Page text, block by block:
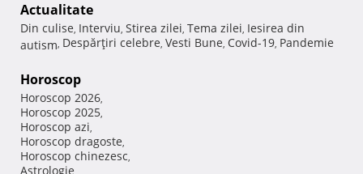
Actualitate
Din culise, Interviu, Stirea zilei, Tema zilei, Iesirea din
autism, Despărţiri celebre, Vesti Bune, Covid-19, Pandemie
Horoscop
Horoscop 2026,
Horoscop 2025,
Horoscop azi,
Horoscop dragoste,
Horoscop chinezesc,
Astrologie